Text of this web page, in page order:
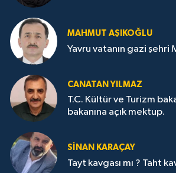
MAHMUT AŞIKOĞLU
Yavru vatanın gazi şehri
CANATAN YILMAZ
T.C. Kültür ve Turizm
bakanına açık mektup.
SİNAN KARAÇAY
Tayt kavgası mı ? Taht